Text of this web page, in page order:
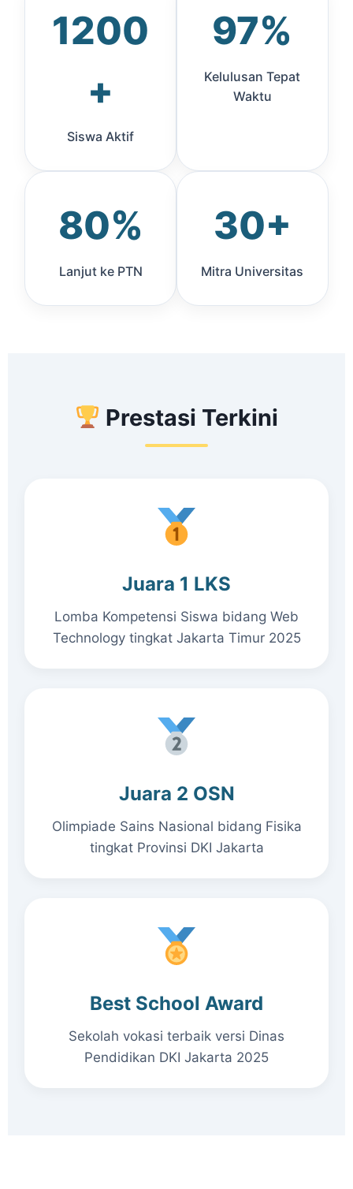
1200
+
Siswa Aktif
97%
Kelulusan Tepat
Waktu
80%
Lanjut ke PTN
30+
Mitra Universitas
Prestasi Terkini
Juara 1 LKS
Lomba Kompetensi Siswa bidang Web
Technology tingkat Jakarta Timur 2025
Juara 2 OSN
Olimpiade Sains Nasional bidang Fisika
tingkat Provinsi DKI Jakarta
Best School Award
Sekolah vokasi terbaik versi Dinas
Pendidikan DKI Jakarta 2025